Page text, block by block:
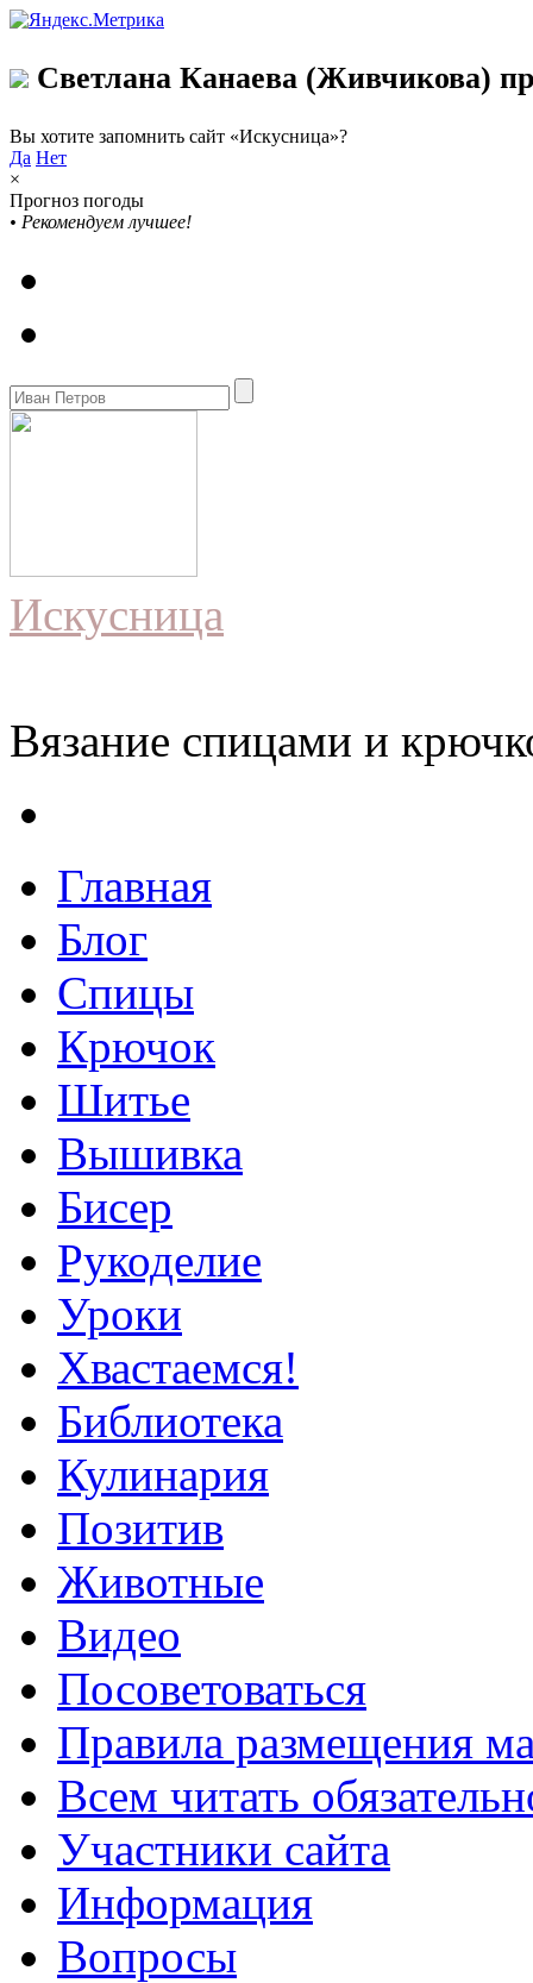
Светлана Канаева (Живчикова)
Вы хотите запомнить сайт «Искусница»?
Да Нет
×
Прогноз погоды
• Рекомендуем лучшее!
Искусница
Вязание спицами и
Главная
Блог
Спицы
Крючок
Шитье
Вышивка
Бисер
Рукоделие
Уроки
Хвастаемся!
Библиотека
Кулинария
Позитив
Животные
Видео
Посоветоваться
Правила размещения
Всем читать
Участники сайта
Информация
Вопросы